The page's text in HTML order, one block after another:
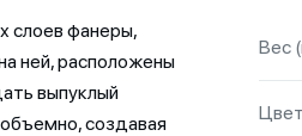
слоев фанеры,
ней, расположены
выпуклый
создавая
Вес